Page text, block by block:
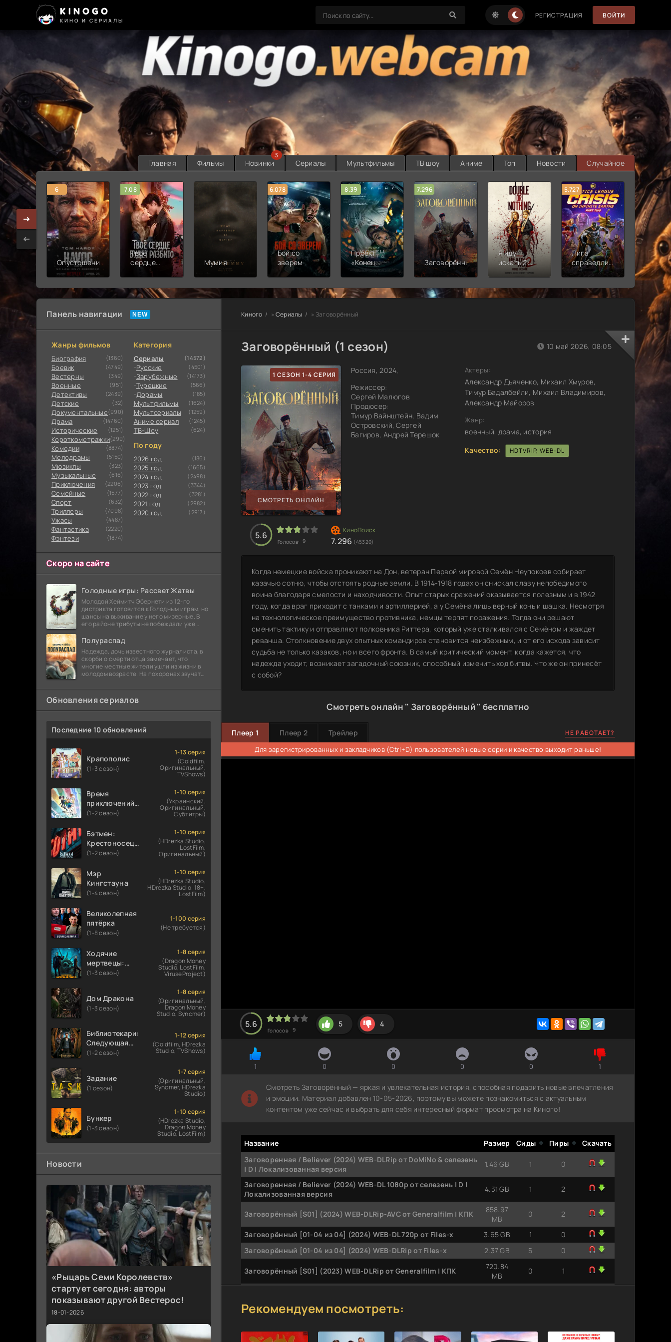
KINOGO
КИНО И СЕРИАЛЫ
РЕГИСТРАЦИЯ ВОЙТИ
Главная Фильмы Новинки
3
Сериалы Мультфильмы ТВ шоу Аниме Топ Новости Случайное
6
Опустошение
7.08
Твоё
сердце
Мумия
6.078
Бой со
зверем
8.39
Проект
«Конец
света»
7.296
Заговорённый
Я иду
искать 2:
Вот и я
5.727
Лига
справедливости:
Кризис на
землях.
Часть 2
8.889
Новая
смена
Панель навигации
Жанры фильмов
Биография (1360)
Боевик (4749)
Вестерны (349)
Военные (951)
Детективы (2439)
Детские (32)
Документальные(990)
Драма (14760)
Исторические (1251)
Короткометражки(299)
Комедии (8874)
Мелодрамы (5150)
Мюзиклы (323)
Музыкальные (616)
Приключения (2206)
Семейные (1577)
Cпорт (632)
Триллеры (7098)
Ужасы (4487)
Фантастика (2220)
Фэнтези (1874)
Категория
Сериалы (14572)
Русские (4501)
Зарубежные (14173)
Турецкие (566)
Дорамы (185)
Мультфильмы (1624)
Мультсериалы (1259)
Аниме сериал (1245)
ТВ-Шоу (624)
По году
2026 год (186)
2025 год (1665)
2024 год (2498)
2023 год (3344)
2022 год (3281)
2021 год (2982)
2020 год (2917)
Скоро на сайте
Голодные игры: Рассвет Жатвы
Молодой Хеймитч Эбернети из 12-го
дистрикта готовится к Голодным играм, но
шансы на выживание у него мизерные. В
его районе трибуты не побеждали уже
безнадежности.
Полураспад
Надежда, дочь известного журналиста, в
скорби о смерти отца замечает, что
многие местные жители ушли из жизни в
молодом возрасте. На похоронах звучат
Обновления сериалов
Последние 10 обновлений
Крапополис
(1-3 сезон)
1-13 серия
(Coldfilm,
Оригинальный,
TVShows)
Время
приключений:
Фионна и Кейк
(1-2 сезон)
1-10 серия
(Украинский,
Оригинальный,
Субтитры)
Бэтмен:
Крестоносец в
плаще
(1-2 сезон)
1-10 серия
(HDrezka Studio,
LostFilm,
Оригинальный)
Мэр
Кингстауна
(1-4 сезон)
1-10 серия
(HDrezka Studio,
HDrezka Studio. 18+,
LostFilm)
Великолепная
пятёрка
(1-8 сезон)
1-100 серия
(Не требуется)
Ходячие
мертвецы:
Мертвый
(1-3 сезон)
1-8 серия
(Dragon Money
Studio, LostFilm,
ViruseProject)
Дом Дракона
(1-3 сезон)
1-8 серия
(Оригинальный,
Dragon Money
Studio, Syncmer)
Библиотекари:
Следующая
глава
(1-2 сезон)
1-12 серия
(Coldfilm, HDrezka
Studio, TVShows)
Задание
(1 сезон)
1-7 серия
(Оригинальный,
Syncmer, HDrezka
Studio)
Бункер
(1-3 сезон)
1-10 серия
(HDrezka Studio,
Dragon Money
Studio, LostFilm)
Новости
«Рыцарь Семи Королевств»
стартует сегодня: авторы
показывают другой Вестерос!
18-01-2026
Киного » Сериалы » Заговорённый
Заговорённый (1 сезон)
1 СЕЗОН 1-4 СЕРИЯ
СМОТРЕТЬ ОНЛАЙН
Россия, 2024,
Режиссер:
Сергей Малюгов
Продюсер:
Тимур Вайнштейн, Вадим
Островский, Сергей
Багиров, Андрей Терешок
10 май 2026, 08:05
Актеры:
Александр Дьяченко, Михаил Хмуров,
Тимур Бадалбейли, Михаил Владимиров,
Александр Майоров
Жанр:
военный, драма, история
Качество:
HDTVRIP, WEB-DL
5.6
Голосов: 9 7.296 (45320)
Когда немецкие войска проникают на Дон, ветеран Первой мировой Семён Неупокоев собирает
казачью сотню, чтобы отстоять родные земли. В 1914-1918 годах он снискал славу непобедимого
воина благодаря смелости и находчивости. Опыт старых сражений оказывается полезным и в 1942
году, когда враг приходит с танками и артиллерией, а у Семёна лишь верный конь и шашка. Несмотря
на технологическое преимущество противника, немцы терпят поражения. Тогда они решают
сменить тактику и отправляют полковника Риттера, который уже сталкивался с Семёном и жаждет
реванша. Столкновение двух опытных командиров становится неизбежным, и от его исхода зависит
судьба не только казаков, но и всего фронта. В самый критический момент, когда кажется, что
надежда уходит, возникает загадочный союзник, способный изменить ход битвы. Что же он принесёт
с собой?
Смотреть онлайн " Заговорённый " бесплатно
Плеер 1 Плеер 2 Трейлер НЕ РАБОТАЕТ?
Для зарегистрированных и закладчиков (Ctrl+D) пользователей новые серии и качество выходит раньше!
5.6
Голосов: 9
5 4
1 0 0 0 0 1
Смотреть Заговорённый — яркая и увлекательная история, способная подарить новые впечатления
и эмоции. Материал добавлен 10-05-2026, поэтому вы можете познакомиться с актуальным
контентом уже сейчас и выбрать для себя интересный формат просмотра на Киного!
Название Размер Сиды Пиры
Скачать
Заговоренная / Believer (2024) WEB-DLRip от DoMiNo & селезень
| D | Локализованная версия
1.46 GB 1 0
Заговоренная / Believer (2024) WEB-DL 1080p от селезень | D |
Локализованная версия
4.31 GB 1 2
Заговорённый [S01] (2024) WEB-DLRip-AVC от Generalfilm | КПК
858.97
MB
0 2
Заговорённый [01-04 из 04] (2024) WEB-DL 720p от Files-х 3.65 GB 1
0
Заговорённый [01-04 из 04] (2024) WEB-DLRip от Files-х
2.37 GB 5 0
Заговорённый [S01] (2023) WEB-DLRip от Generalfilm | КПК
720.84
MB
0 1
Заговорённый [S01] (2023) WEB-DL 720p от ExKinoRay
Заговорённый [01-08 из 08] (2015) WEB-DLRip-AVC от
Рекомендуем посмотреть: